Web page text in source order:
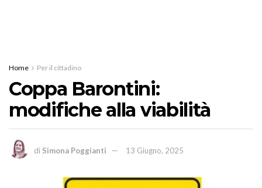
Home Per il cittadino
Coppa Barontini:
modifiche alla viabilità
di Simona Poggianti 13 Giugno, 2025